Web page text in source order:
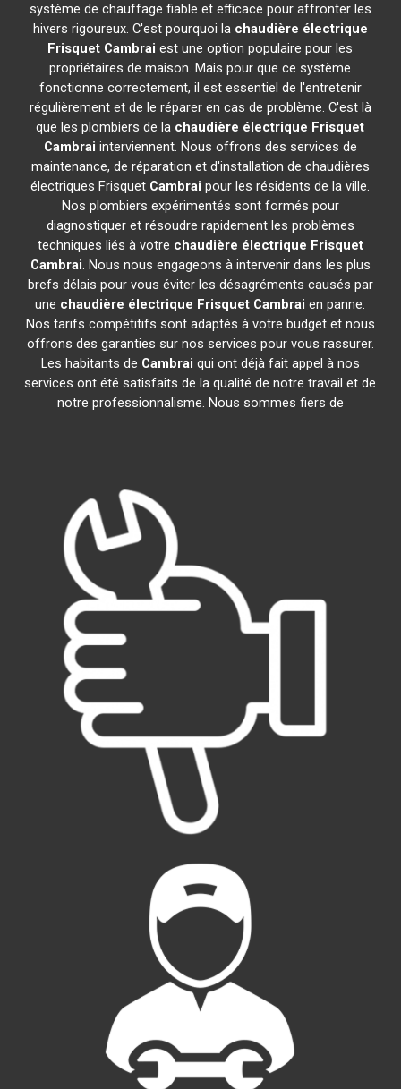
système de chauffage fiable et efficace pour affronter les
hivers rigoureux. C'est pourquoi la chaudière électrique
Frisquet Cambrai est une option populaire pour les
propriétaires de maison. Mais pour que ce système
fonctionne correctement, il est essentiel de l'entretenir
régulièrement et de le réparer en cas de problème. C'est là
que les plombiers de la chaudière électrique Frisquet
Cambrai interviennent. Nous offrons des services de
maintenance, de réparation et d'installation de chaudières
électriques Frisquet Cambrai pour les résidents de la ville.
Nos plombiers expérimentés sont formés pour
diagnostiquer et résoudre rapidement les problèmes
techniques liés à votre chaudière électrique Frisquet
Cambrai. Nous nous engageons à intervenir dans les plus
brefs délais pour vous éviter les désagréments causés par
une chaudière électrique Frisquet Cambrai en panne.
Nos tarifs compétitifs sont adaptés à votre budget et nous
offrons des garanties sur nos services pour vous rassurer.
Les habitants de Cambrai qui ont déjà fait appel à nos
services ont été satisfaits de la qualité de notre travail et de
notre professionnalisme. Nous sommes fiers de